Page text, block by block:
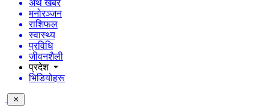
अर्थ खबर
मनोरञ्जन
राशिफल
स्वास्थ्य
प्रविधि
जीवनशैली
प्रदेश
भिडियोहरू